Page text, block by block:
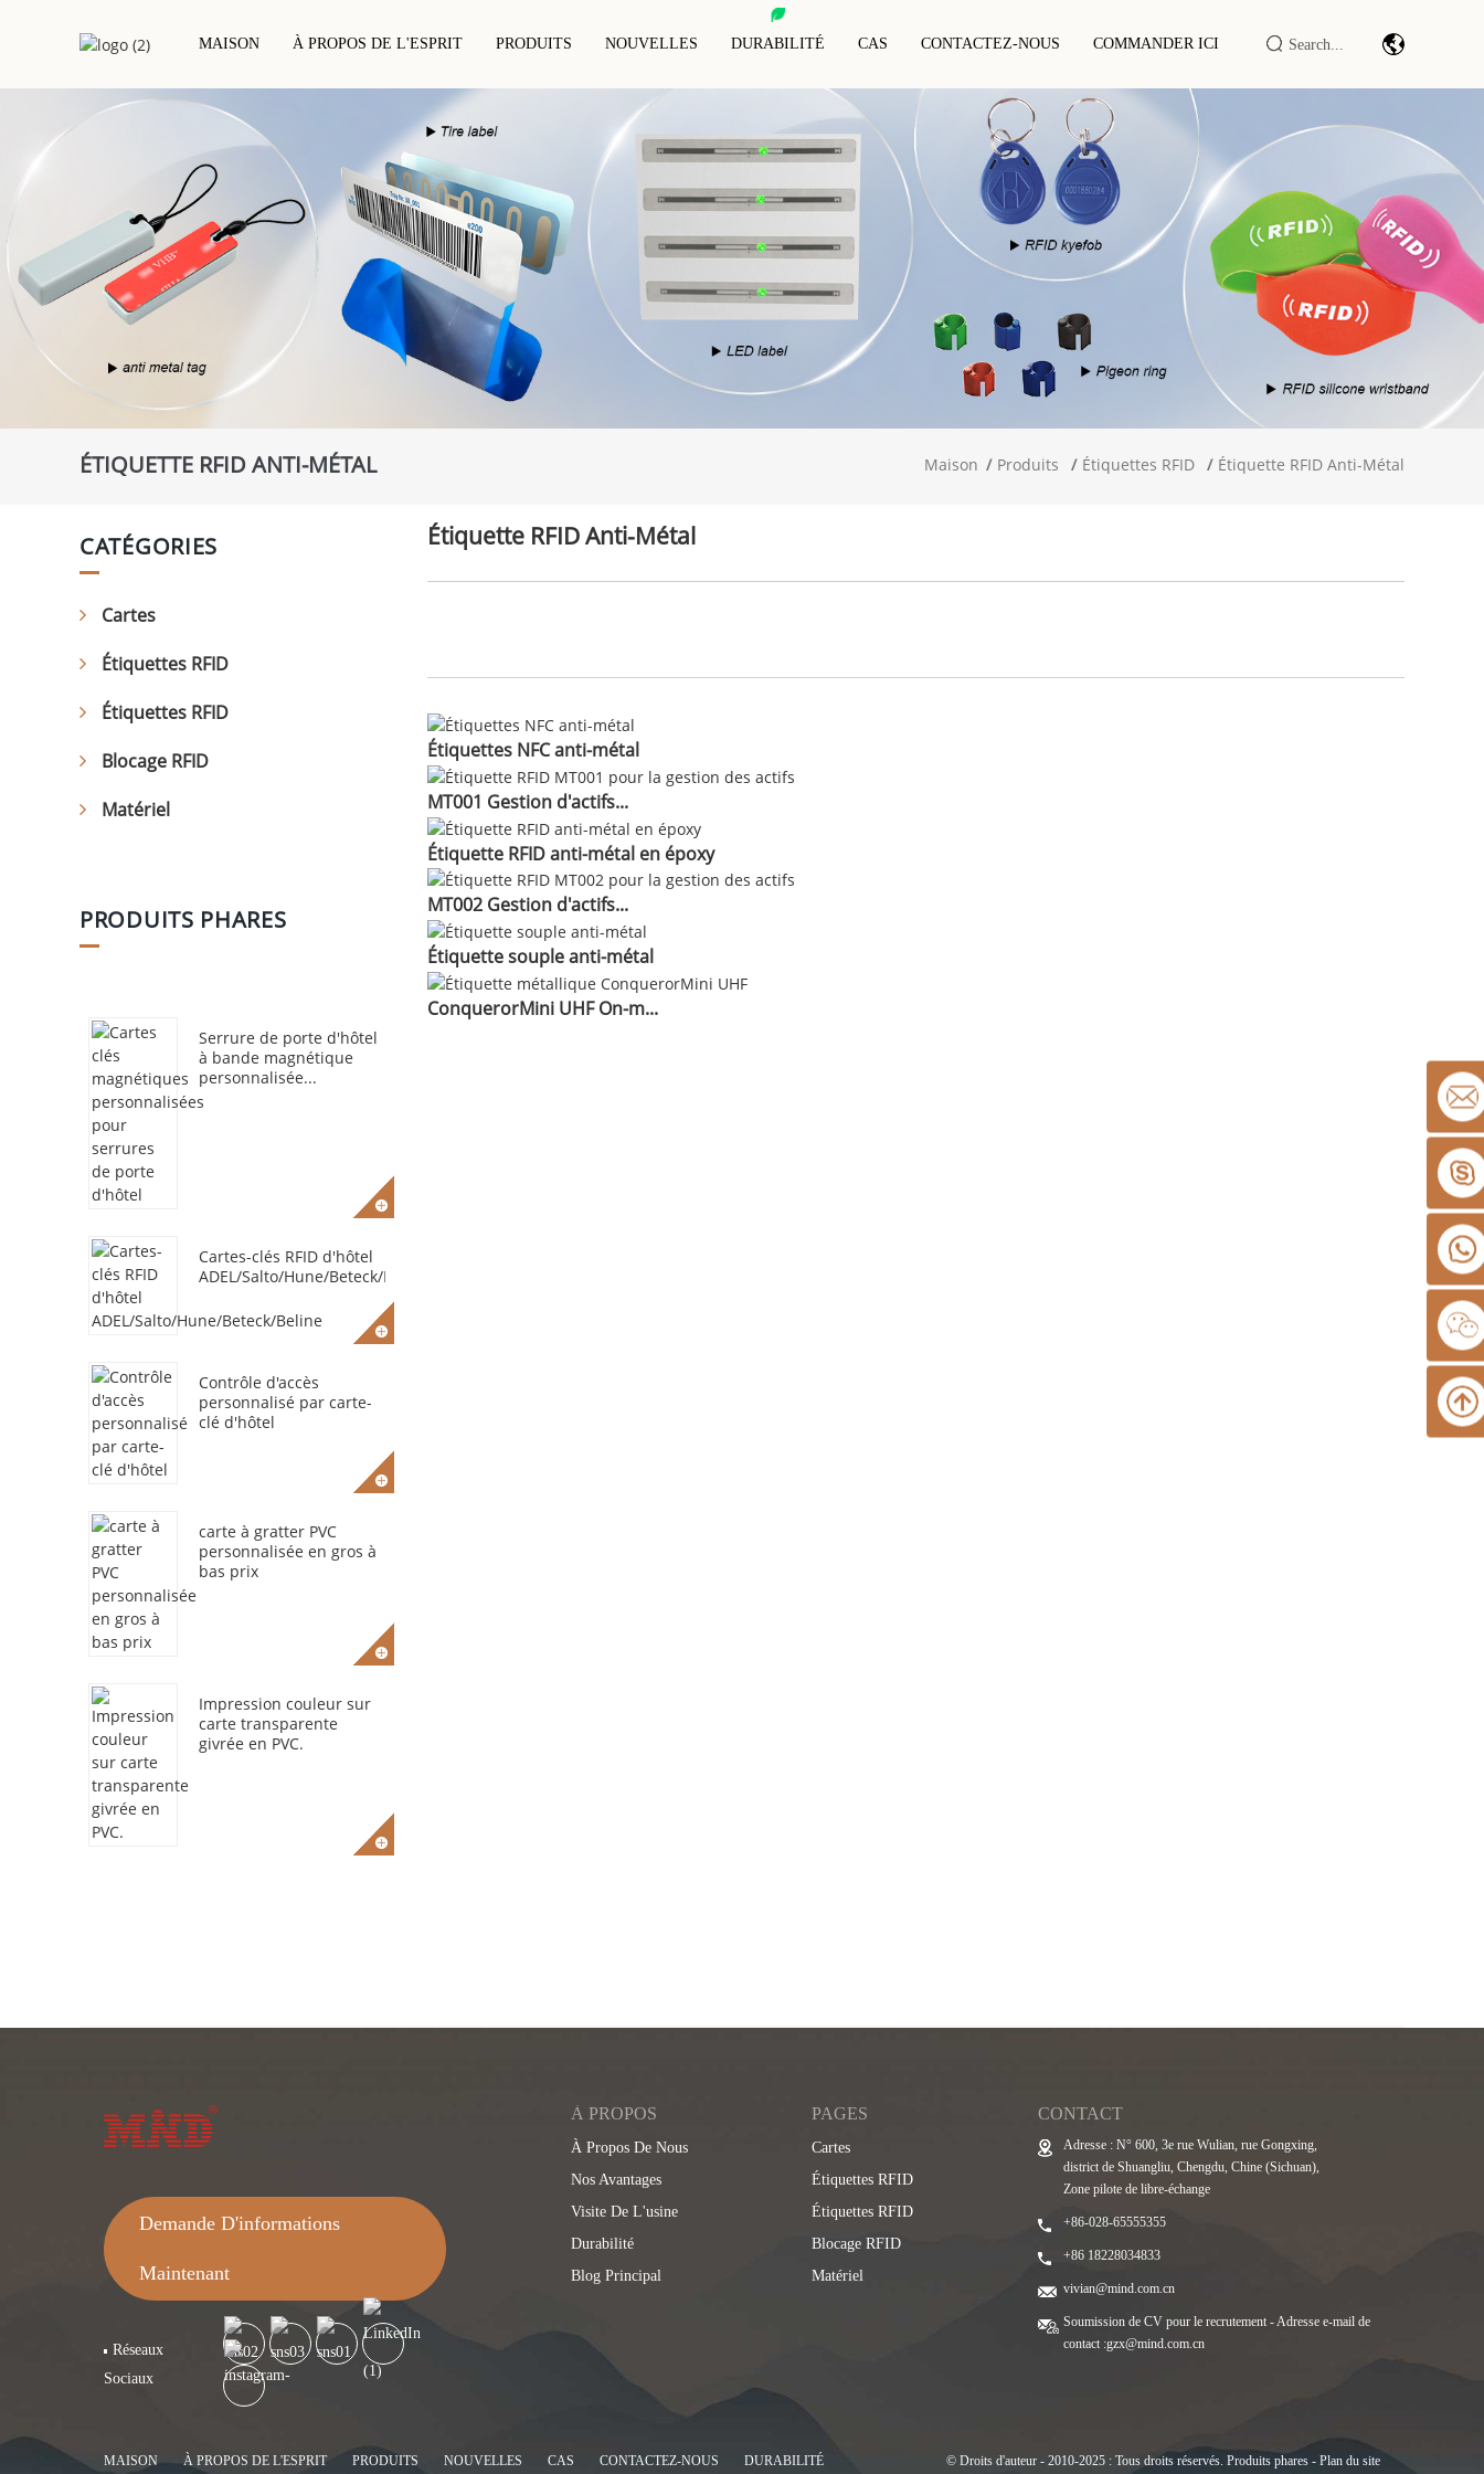
MAISON À PROPOS DE L'ESPRIT PRODUITS
Carte À Puce De Contact
Carte D'accès À L'hôtel
Cartes PVC
Carte RFID/NFC
Carte Époxy RFID
Carte Basée Sur Un Projet
Carte RFID En Bois
Carte Écologique
Incrustation Sèche RFID
Incrustation/autocollant RFID Humide
Étiquette/autocollant Blanc RFID
Étiquette RFID Pour Animaux
Porte-Clés RFID Bracelet RFID
Étiquettes RFID Spéciales
Carte De Blocage RFID
Manchons De Blocage RFID
Portefeuille Anti-RFID
Module/moteur De Lecture De Codes-
Barres
DTU/RTU IoT Industriel
Lecteur/enregistreur RFID
LF/HF/UHF
Armoire/Terminal Intelligent RFID
NOUVELLES DURABILITÉ CAS CONTACTEZ-NOUS COMMANDER ICI
ÉTIQUETTE RFID ANTI-MÉTAL Maison Produits Étiquettes RFID Étiquette RFID Anti-Métal
CATÉGORIES
Cartes
Étiquettes RFID
Étiquettes RFID
Blocage RFID
Matériel
PRODUITS PHARES
Serrure de porte d'hôtel
à bande magnétique
personnalisée...
Cartes-clés RFID d'hôtel
ADEL/Salto/Hune/Beteck/Beline
Contrôle d'accès
personnalisé par carte-
clé d'hôtel
carte à gratter PVC
personnalisée en gros à
bas prix
Impression couleur sur
carte transparente
givrée en PVC.
Étiquette RFID Anti-Métal
Étiquettes NFC anti-métal
MT001 Gestion d'actifs...
Étiquette RFID anti-métal en époxy
MT002 Gestion d'actifs...
Étiquette souple anti-métal
ConquerorMini UHF On-m...
Demande D'informations
Maintenant
Réseaux
Sociaux
À PROPOS
À Propos De Nous
Nos Avantages
Visite De L'usine
Durabilité
Blog Principal
PAGES
Cartes
Étiquettes RFID
Étiquettes RFID
Blocage RFID
Matériel
CONTACT
Adresse : N° 600, 3e rue Wulian, rue Gongxing,
district de Shuangliu, Chengdu, Chine (Sichuan),
Zone pilote de libre-échange
+86-028-65555355
+86 18228034833
vivian@mind.com.cn
Soumission de CV pour le recrutement - Adresse e-mail de
contact :gzx@mind.com.cn
MAISON À PROPOS DE L'ESPRIT PRODUITS NOUVELLES CAS CONTACTEZ-NOUS DURABILITÉ © Droits d'auteur - 2010-2025 : Tous droits réservés. Produits phares - Plan du site